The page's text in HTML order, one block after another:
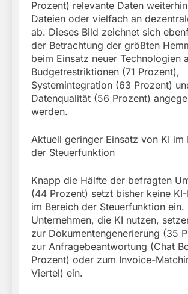
Prozent) relevante Daten
Dateien oder vielfach an
ab. Dieses Bild zeichnet sich
der Betrachtung der größten
beim Einsatz neuer Technologien
Budgetrestriktionen (71 Prozent),
Systemintegration (63 Prozent)
Datenqualität (56 Prozent)
werden.
Aktuell geringer Einsatz von KI im
der Steuerfunktion
Knapp die Hälfte der befragten
(44 Prozent) setzt bisher keine
im Bereich der Steuerfunktion ein.
Unternehmen, die KI nutzen,
zur Dokumentengenerierung (35
zur Anfragebeantwortung (Chat
Prozent) oder zum Invoice-
Viertel) ein.